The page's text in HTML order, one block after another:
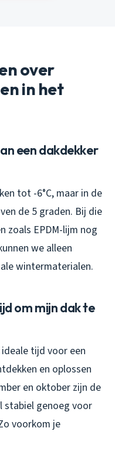
over
in het
een dakdekker
tot -6°C, maar in de
de 5 graden. Bij die
zoals EPDM-lijm nog
we alleen
wintermaterialen.
om mijn dak te
tijd voor een
en oplossen
en oktober zijn de
stabiel genoeg voor
voorkom je